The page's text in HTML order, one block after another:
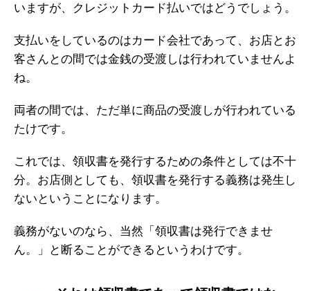
いますが、クレジットカード払いではどうでしょう。
支払いをしているのはカード会社であって、お店とお
客さんとの間では金銭の受渡しは行われていませんよ
ね。
両者の間では、ただ単に商品の受渡しが行われている
たけです。
これでは、領収書を発行するための条件としては不十
分。お店側としても、領収書を発行する義務は発生し
ないということになります。
義務がないのなら、当然「領収書は発行できませ
ん。」と断ることができるというわけです。